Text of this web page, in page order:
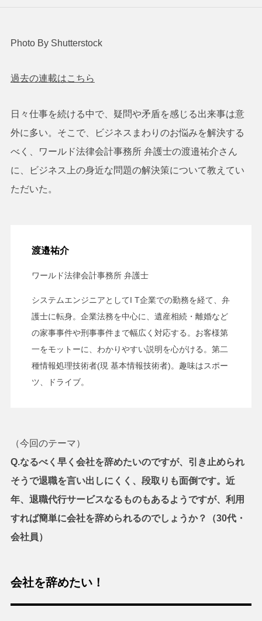
Photo By Shutterstock
過去の連載はこちら
日々仕事を続ける中で、疑問や矛盾を感じる出来事は意
外に多い。そこで、ビジネスまわりのお悩みを解決する
べく、ワールド法律会計事務所 弁護士の渡邉祐介さん
に、ビジネス上の身近な問題の解決策について教えてい
ただいた。
渡邉祐介
ワールド法律会計事務所 弁護士
システムエンジニアとしてI T企業での勤務を経て、弁
護士に転身。企業法務を中心に、遺産相続・離婚など
の家事事件や刑事事件まで幅広く対応する。お客様第
一をモットーに、わかりやすい説明を心がける。第二
種情報処理技術者(現 基本情報技術者)。趣味はスポー
ツ、ドライブ。
（今回のテーマ）
Q.なるべく早く 会社を辞めたいのですが、引き止められ
そうで退職を言い出しにくく、段取りも面倒です。近
年、退職代行サービスなるものもあるようですが、利用
すれば簡単に会社を辞められるのでしょうか？（30代・
会社員）
会社を辞めたい！